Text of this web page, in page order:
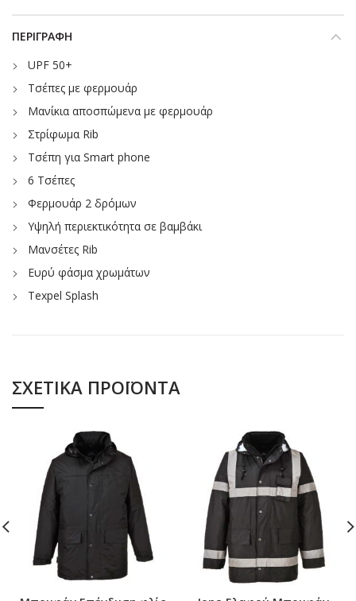
ΠΕΡΙΓΡΑΦΉ
UPF 50+
Τσέπες με φερμουάρ
Μανίκια αποσπώμενα με φερμουάρ
Στρίφωμα Rib
Τσέπη για Smart phone
6 Τσέπες
Φερμουάρ 2 δρόμων
Υψηλή περιεκτικότητα σε βαμβάκι
Μανσέτες Rib
Ευρύ φάσμα χρωμάτων
Texpel Splash
ΣΧΕΤΙΚΆ ΠΡΟΪΌΝΤΑ